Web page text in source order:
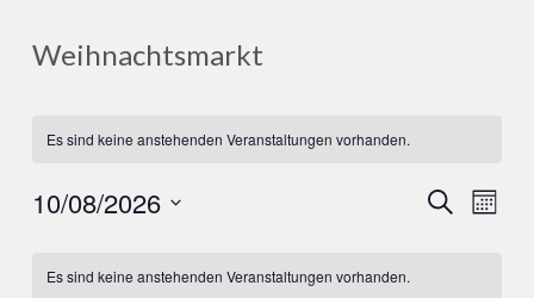
Weihnachtsmarkt
Es sind keine anstehenden Veranstaltungen vorhanden.
SUCHE
10/08/2026
Es sind keine anstehenden Veranstaltungen vorhanden.